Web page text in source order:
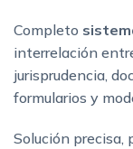
Completo
interrelación
jurisprudencia,
formularios y
Solución precisa,